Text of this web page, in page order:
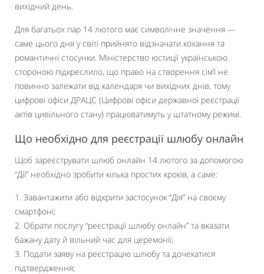
вихідний день.
Для багатьох пар 14 лютого має символічне значення —
саме цього дня у світі прийнято відзначати кохання та
романтичні стосунки. Міністерство юстиції українською
стороною підкреслило, що право на створення сім’ї не
повинно залежати від календаря чи вихідних днів, тому
цифрові офіси ДРАЦС (Цифрові офіси державної реєстрації
актів цивільного стану) працюватимуть у штатному режимі.
Що необхідно для реєстрації шлюбу онлайн
Щоб зареєструвати шлюб онлайн 14 лютого за допомогою
“Дії” необхідно зробити кілька простих кроків, а саме:
1. Завантажити або відкрити застосунок “Дія” на своєму
смартфоні;
2. Обрати послугу “реєстрації шлюбу онлайн” та вказати
бажану дату й вільний час для церемонії;
3. Подати заяву на реєстрацію шлюбу та дочекатися
підтвердження;